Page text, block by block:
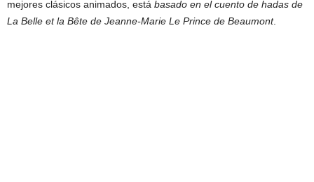
mejores clásicos animados, está basado en el cuento de hadas de
La Belle et la Bête de Jeanne-Marie Le Prince de Beaumont.